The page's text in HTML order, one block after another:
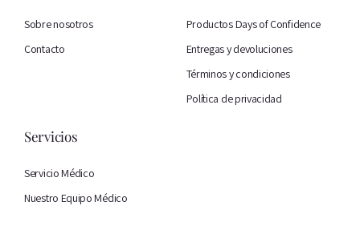
Sobre nosotros
Contacto
Productos Days of Confidence
Entregas y devoluciones
Términos y condiciones
Política de privacidad
Servicios
Servicio Médico
Nuestro Equipo Médico